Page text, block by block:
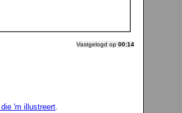
Vastgelogd op 00:14
'm illustreert.